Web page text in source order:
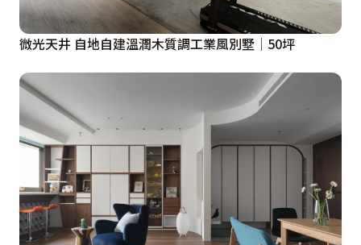
微光天井 自地自建溫潤木質調工業風別墅│50坪